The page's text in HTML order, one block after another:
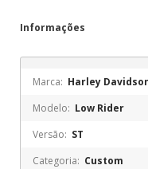
Informações
Marca: Harley
Modelo: Low Rider
Versão: ST
Categoria: Custom